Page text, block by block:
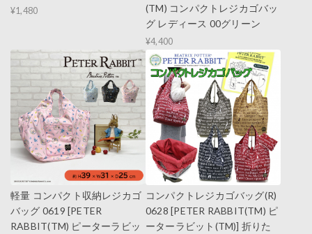
¥1,480
(TM) コンパクトレジカゴバッ
グ レディース 00グリーン
¥4,400
軽量 コンパクト収納レジカゴ
バッグ 0619 [PETER
RABBIT(TM) ピーターラビッ
コンパクトレジカゴバッグ(R)
0628 [PETER RABBIT(TM) ピ
ーターラビット(TM)] 折りた